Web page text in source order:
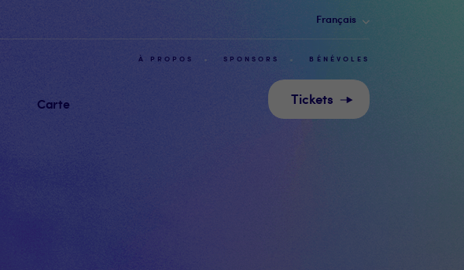
Carte Tickets
À PROPOS SPONSORS BÉNÉVOLES
Français